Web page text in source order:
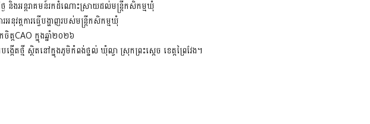
ៃ និងអន្តរាគមន៍រកដំណោះស្រាយដល់មន្ត្រីកសិកម្មឃុំ
ត្តការធ្វើបង្ហាញរបស់មន្ត្រីកសិកម្មឃុំ
ត្ដCAO ក្នុងឆ្នាំ២០២៦
តថ្មី ស្ថិតនៅក្នុងភូមិកំពង់ថ្នល់ ឃុំល្វា ស្រុកព្រះស្តេច ខេត្តព្រៃវែង។